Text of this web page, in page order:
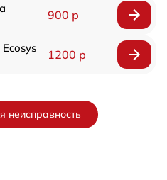
900 р
1200 р
неисправность